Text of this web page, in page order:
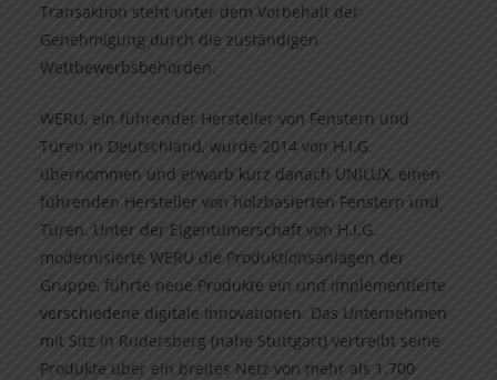
Transaktion steht unter dem Vorbehalt der
Genehmigung durch die zuständigen
Wettbewerbsbehörden.
WERU, ein führender Hersteller von Fenstern und
Türen in Deutschland, wurde 2014 von H.I.G.
übernommen und erwarb kurz danach UNILUX, einen
führenden Hersteller von holzbasierten Fenstern und
Türen. Unter der Eigentümerschaft von H.I.G.
modernisierte WERU die Produktionsanlagen der
Gruppe, führte neue Produkte ein und implementierte
verschiedene digitale Innovationen. Das Unternehmen
mit Sitz in Rudersberg (nahe Stuttgart) vertreibt seine
Produkte über ein breites Netz von mehr als 1.700